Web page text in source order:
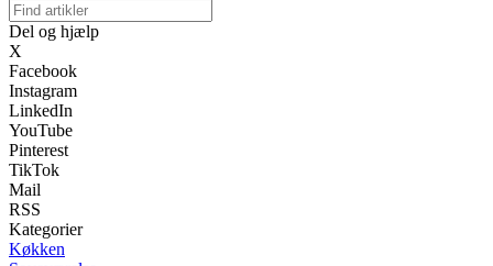
Del og hjælp
X
Facebook
Instagram
LinkedIn
YouTube
Pinterest
TikTok
Mail
RSS
Kategorier
Køkken